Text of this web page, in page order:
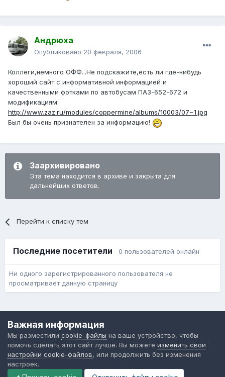
Андрюха
Опубликовано 20 февраля, 2006
Коллеги,немного ОФФ...Не подскажите,есть ли где-нибудь
хороший сайт с информативной информацией и
качественными фотками по автобусам ПАЗ-652-672 и
модификациям
http://www.zaz.ru/modules/coppermine/albums/10003/07~1.jpg
Был бы очень признателен за информацию!
Заархивировано
Эта тема находится в архиве и закрыта для
дальнейших ответов.
Перейти к списку тем
Последние посетители 0 пользователей онлайн
Ни одного зарегистрированного пользователя не
просматривает данную страницу
Форум общественного транспорта
Powered by Invision Community
Важная информация
Мы разместили cookie-файлы на ваше устройство, чтобы
помочь сделать этот сайт лучше. Вы можете изменить свои
настройки cookie-файлов, или продолжить без изменения
настроек.